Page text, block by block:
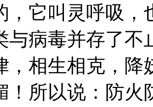
，它叫灵呼吸
与病毒并存了不
，相生相克，
！所以说：防火